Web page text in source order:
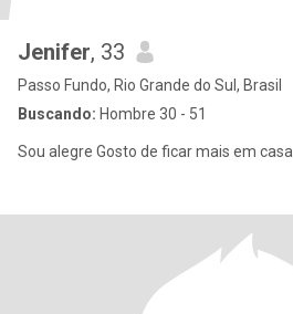
Jenifer, 33
Passo Fundo, Rio Grande do Sul, Brasil
Buscando: Hombre 30 - 51
Sou alegre Gosto de ficar mais em casa